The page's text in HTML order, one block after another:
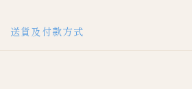
送貨及付款方式